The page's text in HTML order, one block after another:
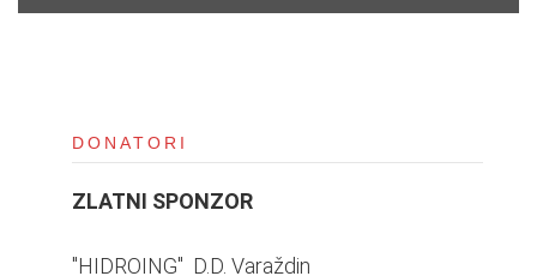
i
DONATORI
ZLATNI SPONZOR
"HIDROING" D.D. Varaždin